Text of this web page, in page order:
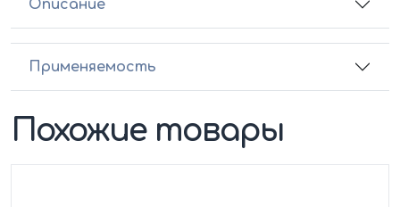
Описание
Применяемость
Похожие товары